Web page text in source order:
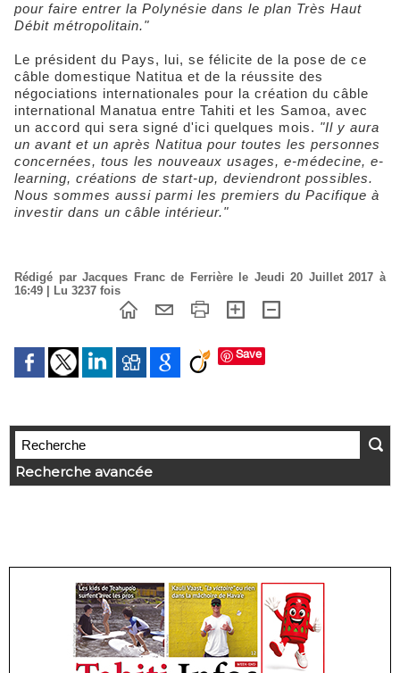
pour faire entrer la Polynésie dans le plan Très Haut
Débit métropolitain."
Le président du Pays, lui, se félicite de la pose de ce
câble domestique Natitua et de la réussite des
négociations internationales pour la création du câble
international Manatua entre Tahiti et les Samoa, avec
un accord qui sera signé d'ici quelques mois. "Il y aura
un avant et un après Natitua pour toutes les personnes
concernées, tous les nouveaux usages, e-médecine, e-
learning, créations de start-up, deviendront possibles.
Nous sommes aussi parmi les premiers du Pacifique à
investir dans un câble intérieur."
Rédigé par Jacques Franc de Ferrière le Jeudi 20 Juillet 2017 à
16:49 | Lu 3237 fois
Save
Recherche avancée